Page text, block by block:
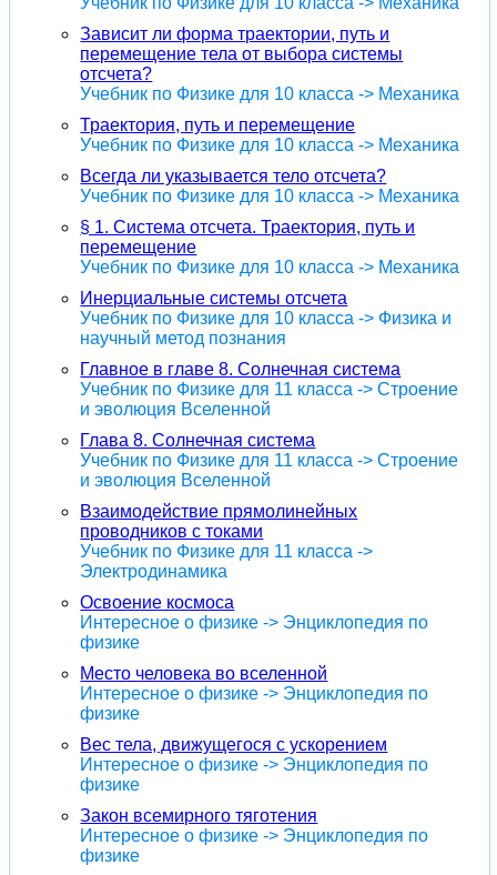
Зависит ли форма траектории, путь и
перемещение тела от выбора системы
отсчета?
Учебник по Физике для 10 класса -> Механика
Траектория, путь и перемещение
Учебник по Физике для 10 класса -> Механика
Всегда ли указывается тело отсчета?
Учебник по Физике для 10 класса -> Механика
§ 1. Система отсчета. Траектория, путь и
перемещение
Учебник по Физике для 10 класса -> Механика
Инерциальные системы отсчета
Учебник по Физике для 10 класса -> Физика и
научный метод познания
Главное в главе 8. Солнечная система
Учебник по Физике для 11 класса -> Строение
и эволюция Вселенной
Глава 8. Солнечная система
Учебник по Физике для 11 класса -> Строение
и эволюция Вселенной
Взаимодействие прямолинейных
проводников с токами
Учебник по Физике для 11 класса ->
Электродинамика
Освоение космоса
Интересное о физике -> Энциклопедия по
физике
Место человека во вселенной
Интересное о физике -> Энциклопедия по
физике
Вес тела, движущегося с ускорением
Интересное о физике -> Энциклопедия по
физике
Закон всемирного тяготения
Интересное о физике -> Энциклопедия по
физике